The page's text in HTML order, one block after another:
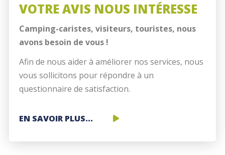
VOTRE AVIS NOUS INTÉRESSE
Camping-caristes, visiteurs, touristes, nous
avons besoin de vous !
Afin de nous aider à améliorer nos services, nous
vous sollicitons pour répondre à un
questionnaire de satisfaction.
EN SAVOIR PLUS...
VOTRE
NOUS